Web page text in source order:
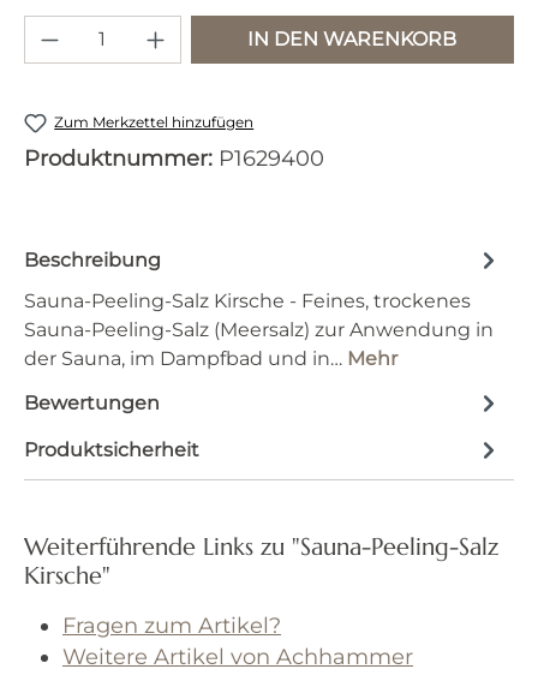
Produkt Anzahl: Gib den
IN DEN WARENKORB
Zum Merkzettel hinzufügen
Produktnummer: P1629400
Beschreibung
Sauna-Peeling-Salz Kirsche - Feines, trockenes
Sauna-Peeling-Salz (Meersalz) zur Anwendung in
der Sauna, im Dampfbad und in… Mehr
Bewertungen
Produktsicherheit
Weiterführende Links zu "Sauna-Peeling-Salz
Kirsche"
Fragen zum Artikel?
Weitere Artikel von Achhammer